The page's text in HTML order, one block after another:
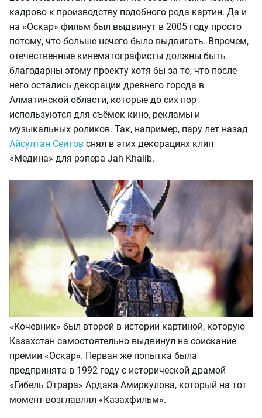
кадрово к производству подобного рода картин. Да и
на «Оскар» фильм был выдвинут в 2005 году просто
потому, что больше нечего было выдвигать. Впрочем,
отечественные кинематографисты должны быть
благодарны этому проекту хотя бы за то, что после
него остались декорации древнего города в
Алматинской области, которые до сих пор
используются для съёмок кино, рекламы и
музыкальных роликов. Так, например, пару лет назад
Айсултан Сеитов снял в этих декорациях клип
«Медина» для рэпера Jah Khalib.
«Кочевник» был второй в истории картиной, которую
Казахстан самостоятельно выдвинул на соискание
премии «Оскар». Первая же попытка была
предпринята в 1992 году с исторической драмой
«Гибель Отрара» Ардака Амиркулова, который на тот
момент возглавлял «Казахфильм».